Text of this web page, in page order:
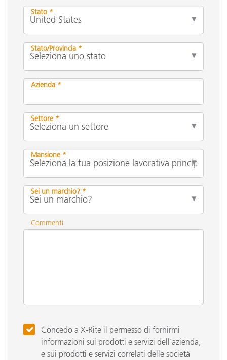
Stato *
Stato/Provincia *
Azienda *
Settore *
Mansione *
Sei un marchio? *
Commenti
Concedo a X-Rite il permesso di fornirmi
informazioni sui prodotti e servizi dell'azienda,
e sui prodotti e servizi correlati delle società